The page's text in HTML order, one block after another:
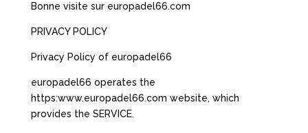
Bonne visite sur europadel66.com
PRIVACY POLICY
Privacy Policy of europadel66
europadel66 operates the
https:www.europadel66.com website, which
provides the SERVICE.